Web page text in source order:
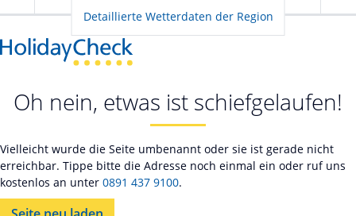
Detaillierte Wetterdaten der Region
Oh nein, etwas ist schiefgelaufen!
Vielleicht wurde die Seite umbenannt oder sie ist gerade nicht
erreichbar. Tippe bitte die Adresse noch einmal ein oder ruf uns
kostenlos an unter 0891 437 9100.